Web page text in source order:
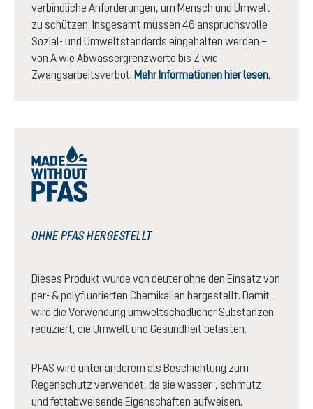
verbindliche Anforderungen, um Mensch und Umwelt
zu schützen. Insgesamt müssen 46 anspruchsvolle
Sozial- und Umweltstandards eingehalten werden –
von A wie Abwassergrenzwerte bis Z wie
Zwangsarbeitsverbot. Mehr Informationen hier lesen.
OHNE PFAS HERGESTELLT
Dieses Produkt wurde von deuter ohne den Einsatz von
per- & polyfluorierten Chemikalien hergestellt. Damit
wird die Verwendung umweltschädlicher Substanzen
reduziert, die Umwelt und Gesundheit belasten.
PFAS wird unter anderem als Beschichtung zum
Regenschutz verwendet, da sie wasser-, schmutz-
und fettabweisende Eigenschaften aufweisen.